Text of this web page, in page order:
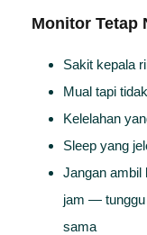
Monitor Tetap
Sakit kepala
Mual tapi
Kelelahan
Sleep yang
Jangan ambil
jam — tunggu
sama